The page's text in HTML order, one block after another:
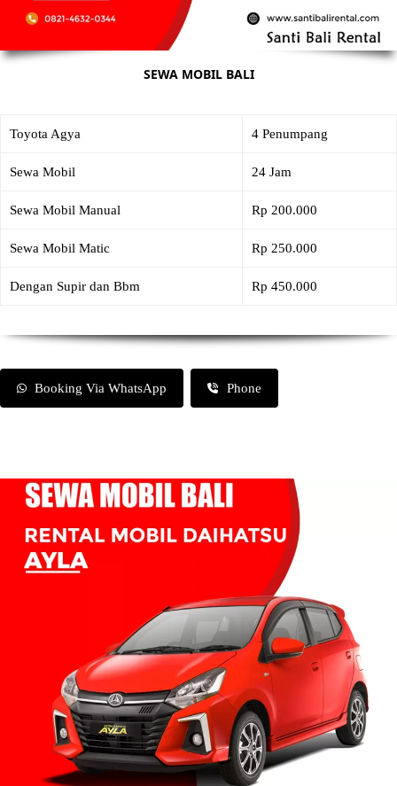
SEWA MOBIL BALI
Toyota Agya 4 Penumpang
Sewa Mobil 24 Jam
Sewa Mobil Manual Rp 200.000
Sewa Mobil Matic Rp 250.000
Dengan Supir dan Bbm Rp 450.000
Booking Via WhatsApp Phone